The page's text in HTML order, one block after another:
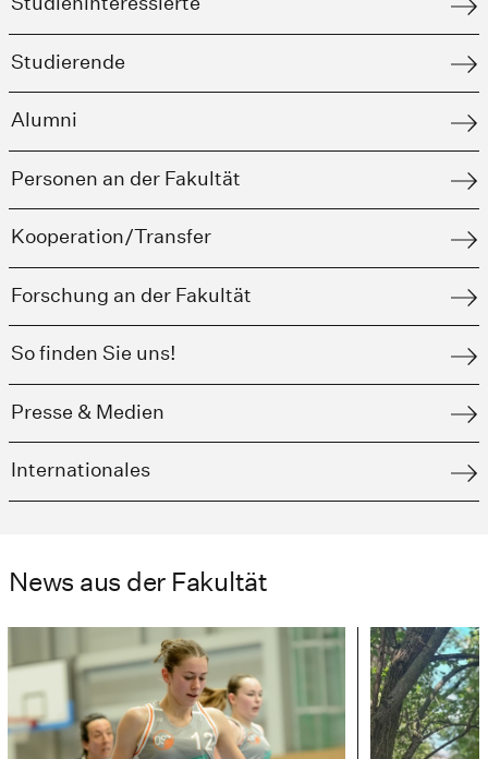
Studierende
Alumni
Personen an der Fakultät
Kooperation/Transfer
Forschung an der Fakultät
So finden Sie uns!
Presse & Medien
Internationales
News aus der Fakultät